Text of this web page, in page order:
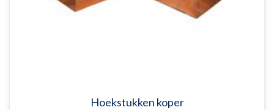
Hoekstukken koper